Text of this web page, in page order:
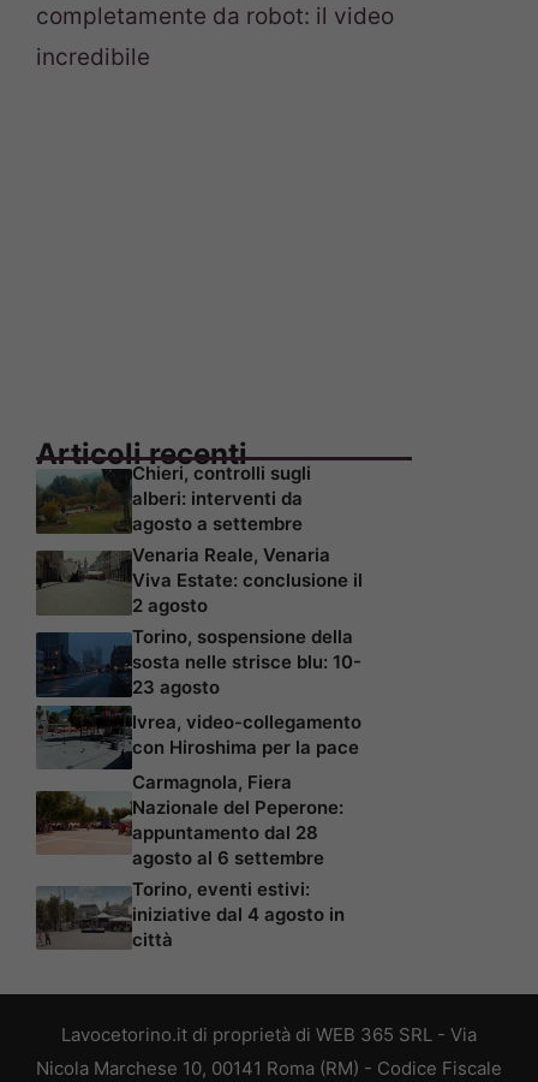
completamente da robot: il video
incredibile
Articoli recenti
Chieri, controlli sugli
alberi: interventi da
agosto a settembre
Venaria Reale, Venaria
Viva Estate: conclusione il
2 agosto
Torino, sospensione della
sosta nelle strisce blu: 10-
23 agosto
Ivrea, video-collegamento
con Hiroshima per la pace
Carmagnola, Fiera
Nazionale del Peperone:
appuntamento dal 28
agosto al 6 settembre
Torino, eventi estivi:
iniziative dal 4 agosto in
città
Lavocetorino.it di proprietà di WEB 365 SRL - Via
Nicola Marchese 10, 00141 Roma (RM) - Codice Fiscale